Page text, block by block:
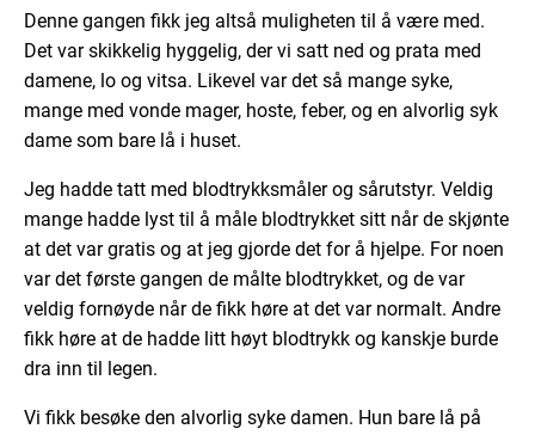
Denne gangen fikk jeg altså muligheten til å være med.
Det var skikkelig hyggelig, der vi satt ned og prata med
damene, lo og vitsa. Likevel var det så mange syke,
mange med vonde mager, hoste, feber, og en alvorlig syk
dame som bare lå i huset.
Jeg hadde tatt med blodtrykksmåler og sårutstyr. Veldig
mange hadde lyst til å måle blodtrykket sitt når de skjønte
at det var gratis og at jeg gjorde det for å hjelpe. For noen
var det første gangen de målte blodtrykket, og de var
veldig fornøyde når de fikk høre at det var normalt. Andre
fikk høre at de hadde litt høyt blodtrykk og kanskje burde
dra inn til legen.
Vi fikk besøke den alvorlig syke damen. Hun bare lå på